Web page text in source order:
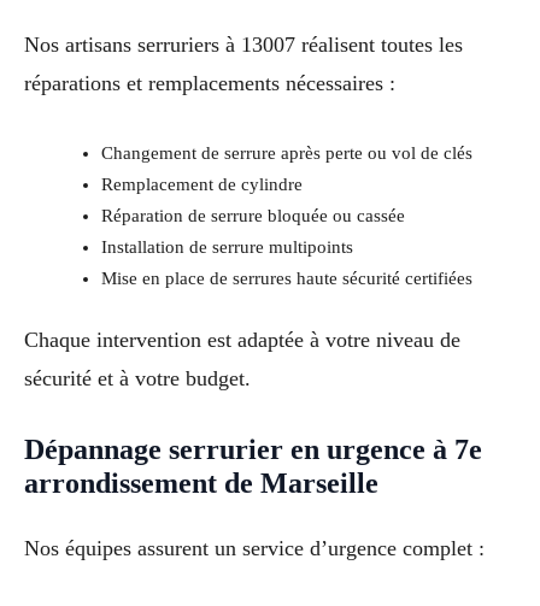
Nos artisans serruriers à 13007 réalisent toutes les
réparations et remplacements nécessaires :
Changement de serrure après perte ou vol de clés
Remplacement de cylindre
Réparation de serrure bloquée ou cassée
Installation de serrure multipoints
Mise en place de serrures haute sécurité certifiées
Chaque intervention est adaptée à votre niveau de
sécurité et à votre budget.
Dépannage serrurier en urgence à 7e
arrondissement de Marseille
Nos équipes assurent un service d’urgence complet :